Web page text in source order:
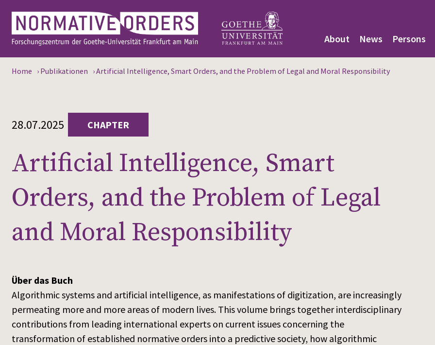
About News Persons
Home › Publikationen ›Artificial Intelligence, Smart Orders, and the Problem of Legal and Moral Responsibility
28.07.2025 CHAPTER
Artificial Intelligence, Smart
Orders, and the Problem of Legal
and Moral Responsibility
Über das Buch
Algorithmic systems and artificial intelligence, as manifestations of digitization, are increasingly
permeating more and more areas of modern lives. This volume brings together interdisciplinary
contributions from leading international experts on current issues concerning the
transformation of established normative orders into a predictive society, how algorithmic